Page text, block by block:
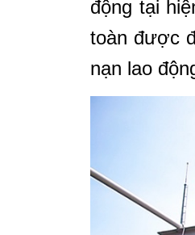
động tại
toàn được
nạn lao